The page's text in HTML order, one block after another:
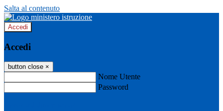
Salta al contenuto
Accedi
Accedi
button close ×
Nome Utente
Password